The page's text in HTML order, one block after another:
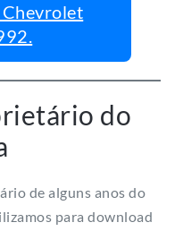
do
de alguns anos do
para download